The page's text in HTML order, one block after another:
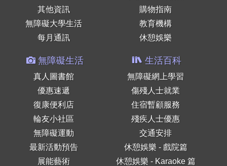
其他資訊
無障礙大學生活
每月通訊
購物指南
教育機構
休憩娛樂
無障礙生活
真人圖書館
優惠速遞
復康便利店
輪友小社區
無障礙運動
最新活動預告
展能藝術
生活百科
無障礙網上學習
傷殘人士就業
住宿暫顧服務
殘疾人士優惠
交通安排
休憩娛樂 - 戲院篇
休憩娛樂 - Karaoke 篇